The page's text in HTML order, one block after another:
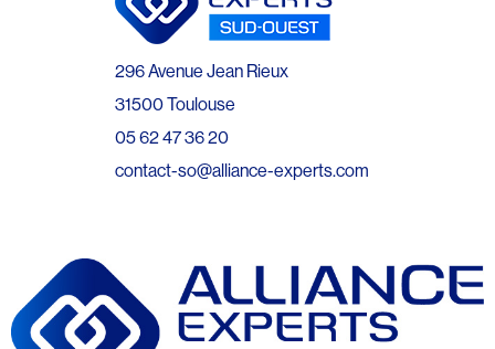
296 Avenue Jean Rieux
31500 Toulouse
05 62 47 36 20
contact-so@alliance-experts.com